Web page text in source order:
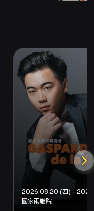
觸，曲中悠長的
節奏感。李斯特
性的高峰：〈孤獨
的抒情面向見長，
事性與技術亮點之
者的掌控力與鋼琴
期望深入體驗青年
這場獨奏會提供一
與大賽磨練後，如
機會。演出中同步
在視覺與聲音保存
場的聽眾或日後研
值。國家兩廳院演
音樂會環境，適
觀結構的鋼琴作
是一場展示個人技
國家兩廳院